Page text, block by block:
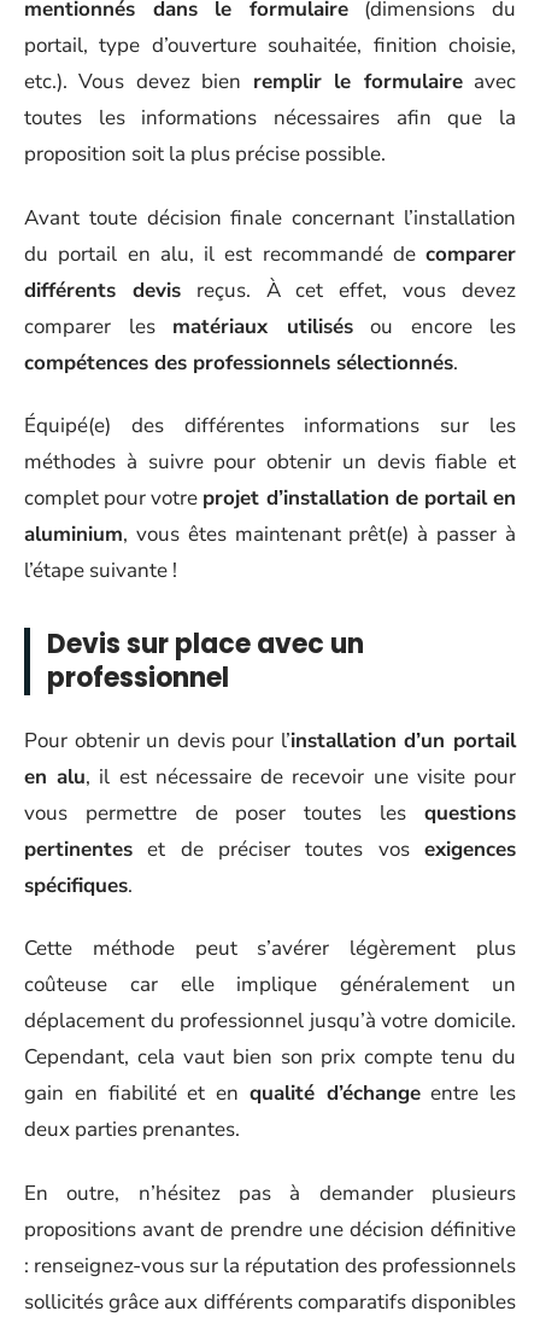
mentionnés dans le formulaire(dimensions du
portail, type d’ouverture souhaitée, finition choisie,
etc.). Vous devez bien remplir le formulaireavec
toutes les informations nécessaires afin que la
proposition soit la plus précise possible.
Avant toute décision finale concernant l’installation
du portail en alu, il est recommandé de comparer
différents devisreçus. À cet effet, vous devez
comparer les matériaux utilisésou encore les
compétences des professionnels sélectionnés.
Équipé(e) des différentes informations sur les
méthodes à suivre pour obtenir un devis fiable et
complet pour votre projet d’installation de portail en
aluminium, vous êtes maintenant prêt(e) à passer à
l’étape suivante !
Devis sur place avec un
professionnel
Pour obtenir un devis pour l’installation d’un portail
en alu, il est nécessaire de recevoir une visite pour
vous permettre de poser toutes les questions
pertinentes et de préciser toutes vos exigences
spécifiques.
Cette méthode peut s’avérer légèrement plus
coûteuse car elle implique généralement un
déplacement du professionnel jusqu’à votre domicile.
Cependant, cela vaut bien son prix compte tenu du
gain en fiabilité et en qualité d’échangeentre les
deux parties prenantes.
En outre, n’hésitez pas à demander plusieurs
propositions avant de prendre une décision définitive
: renseignez-vous sur la réputation des professionnels
sollicités grâce aux différents comparatifs disponibles